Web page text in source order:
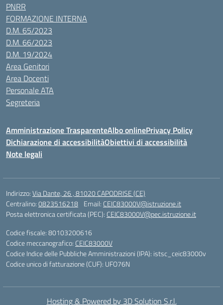
PNRR
FORMAZIONE INTERNA
D.M. 65/2023
D.M. 66/2023
D.M. 19/2024
Area Genitori
Area Docenti
Personale ATA
Segreteria
Amministrazione TrasparenteAlbo onlinePrivacy Policy
Dichiarazione di accessibilitàObiettivi di accessibilità
Note legali
Indirizzo:Via Dante, 26 , 81020 CAPODRISE (CE)
Centralino:0823516218 Email: CEIC83000V@istruzione.it
Posta elettronica certificata (PEC): CEIC83000V@pec.istruzione.it
Codice fiscale: 80103200616
Codice meccanografico: CEIC83000V
Codice Indice delle Pubbliche Amministrazioni (IPA): istsc_ceic83000v
Codice unico di fatturazione (CUF): UFO76N
Hosting & Powered by 3D Solution S.r.l.